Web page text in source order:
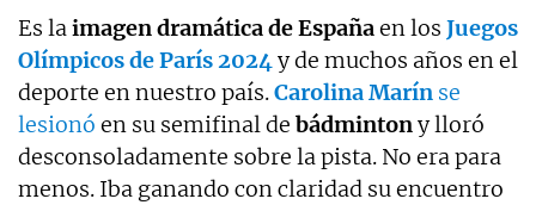
Es laimagen dramática de Españaen los Juegos
Olímpicos de París 2024y de muchos años en el
deporte en nuestro país.Carolina Marín se
lesionó en su semifinal de bádmintony lloró
desconsoladamente sobre la pista. No era para
menos. Iba ganando con claridad su encuentro